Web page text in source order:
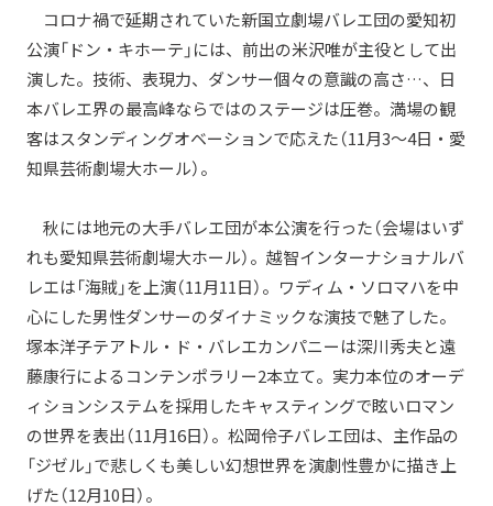
コロナ禍で延期されていた新国立劇場バレエ団の愛知初
公演「ドン・キホーテ」には、前出の米沢唯が主役として出
演した。技術、表現力、ダンサー個々の意識の高さ…、日
本バレエ界の最高峰ならではのステージは圧巻。満場の観
客はスタンディングオベーションで応えた（11月3～4日・愛
知県芸術劇場大ホール）。
秋には地元の大手バレエ団が本公演を行った（会場はいず
れも愛知県芸術劇場大ホール）。越智インターナショナルバ
レエは「海賊」を上演（11月11日）。ワディム・ソロマハを中
心にした男性ダンサーのダイナミックな演技で魅了した。
塚本洋子テアトル・ド・バレエカンパニーは深川秀夫と遠
藤康行によるコンテンポラリー2本立て。実力本位のオーデ
ィションシステムを採用したキャスティングで眩いロマン
の世界を表出（11月16日）。松岡伶子バレエ団は、主作品の
「ジゼル」で悲しくも美しい幻想世界を演劇性豊かに描き上
げた（12月10日）。